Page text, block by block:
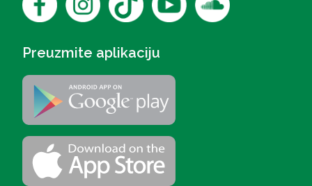
Preuzmite aplikaciju